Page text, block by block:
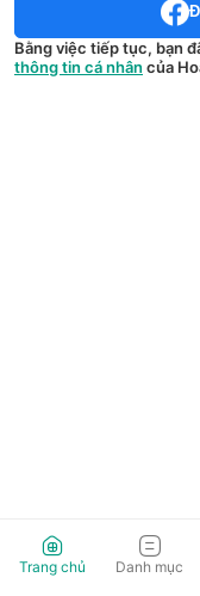
Bằng việc tiếp tục, bạn
thông tin cá nhân của
Trang chủ Danh mục